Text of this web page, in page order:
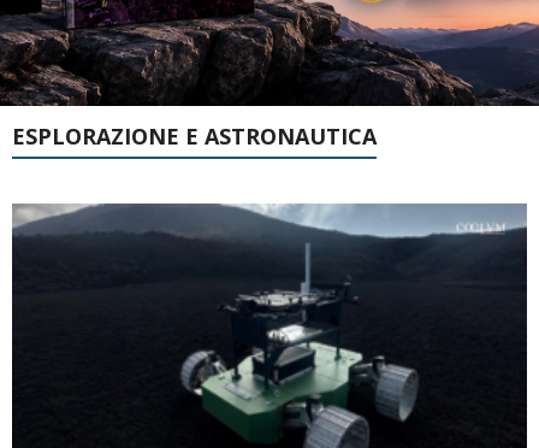
ESPLORAZIONE E ASTRONAUTICA